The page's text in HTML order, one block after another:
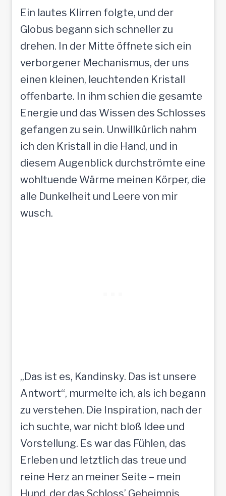
Ein lautes Klirren folgte, und der
Globus begann sich schneller zu
drehen. In der Mitte öffnete sich ein
verborgener Mechanismus, der uns
einen kleinen, leuchtenden Kristall
offenbarte. In ihm schien die gesamte
Energie und das Wissen des Schlosses
gefangen zu sein. Unwillkürlich nahm
ich den Kristall in die Hand, und in
diesem Augenblick durchströmte eine
wohltuende Wärme meinen Körper, die
alle Dunkelheit und Leere von mir
wusch.
„Das ist es, Kandinsky. Das ist unsere
Antwort“, murmelte ich, als ich begann
zu verstehen. Die Inspiration, nach der
ich suchte, war nicht bloß Idee und
Vorstellung. Es war das Fühlen, das
Erleben und letztlich das treue und
reine Herz an meiner Seite – mein
Hund, der das Schloss’ Geheimnis